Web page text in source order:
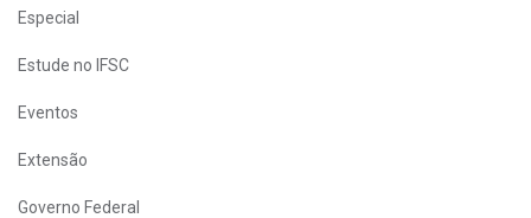
Especial
Estude no IFSC
Eventos
Extensão
Governo Federal